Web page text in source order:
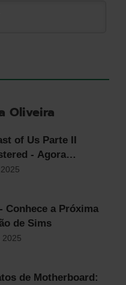
Oliveira
of Us Parte II
- Agora
em PC
Conhece a Próxima
de Sims
2025
de Motherboard: